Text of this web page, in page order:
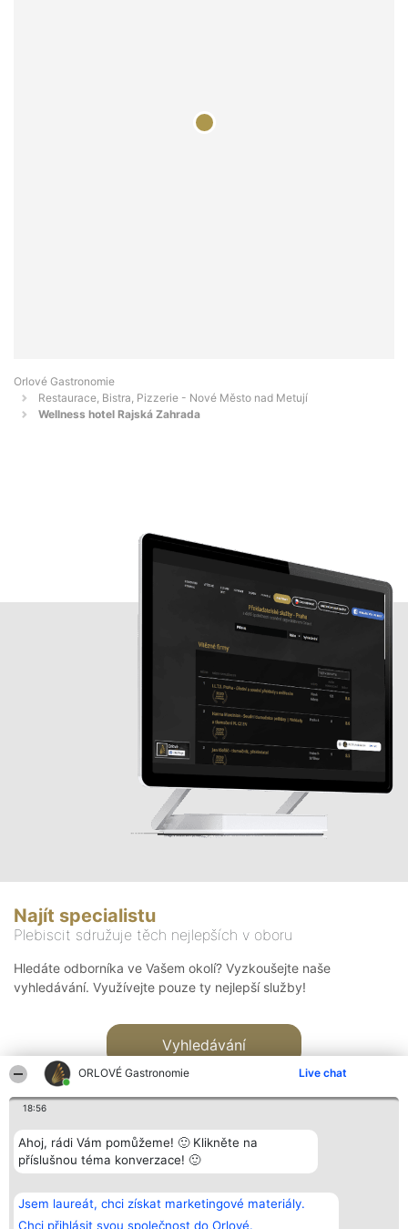
ORLOVÉ Gastronomie Live chat
18:56
Ahoj, rádi Vám pomůžeme! 🙂 Klikněte na
příslušnou téma konverzace! 🙂
Jsem laureát, chci získat marketingové materiály.
Chci přihlásit svou společnost do Orlové.
Orlové Gastronomie
Restaurace, Bistra, Pizzerie - Nové Město nad Metují
Wellness hotel Rajská Zahrada
Najít specialistu
Plebiscit sdružuje těch nejlepších v oboru
Hledáte odborníka ve Vašem okolí? Vyzkoušejte naše
vyhledávání. Využívejte pouze ty nejlepší služby!
Vyhledávání
Bright Side Solutions sp. z o.
o. sp. k.
ul. Ruska 22
Vítězové
Seznam všech
laureátů
Kontakt